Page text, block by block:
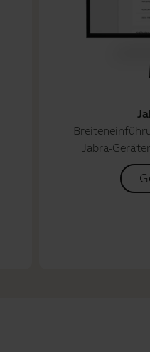
Jabra-